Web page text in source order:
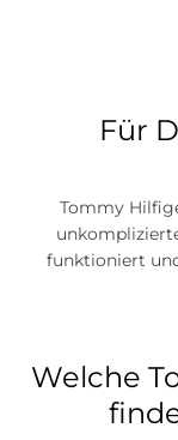
Für
Tommy
funktioniert
Welche